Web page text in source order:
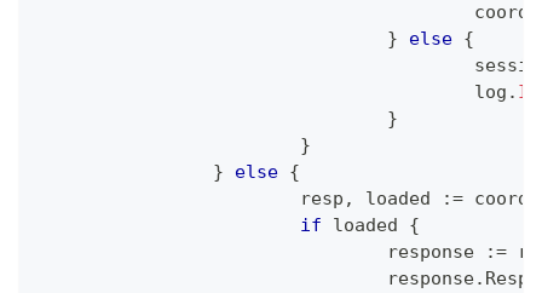
}
else {
					log
.
}
}
}
else {
			resp
, loaded :=
if loaded {
				response
:=
				response
.